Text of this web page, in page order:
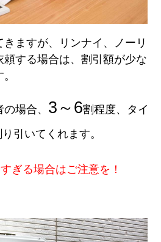
ますが、リンナイ、ノーリ
する場合は、割引額が少な
場合、 3～6割程度、タイ
引いてくれます。
ぎる場合はご注意を！